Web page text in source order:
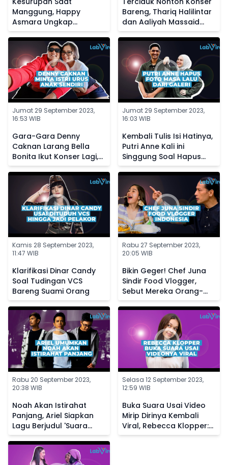
Manggung, Happy
Asmara Ungkap
Kedekatannya dengan
Makhluk Halus
Bareng, Thariq Halilintar
dan Aaliyah Massaid
Diisukan Makin Dekat
Jumat 29 September 2023,
16:53 WIB
Gara-Gara Denny
Caknan Larang Bella
Bonita Ikut Konser Lagi,
Kini Sang Istri Posting
Status Galau
Jumat 29 September 2023,
16:03 WIB
Kembali Tulis Isi Hatinya,
Putri Anne Kali ini
Singgung Soal Hapus
Foto Masa Lalu dari
Galeri
Kamis 28 September 2023,
11:47 WIB
Klarifikasi Dinar Candy
Soal Tudingan VCS
Bareng Suami Orang
Rabu 27 September 2023,
20:05 WIB
Bikin Geger! Chef Juna
Sindir Food Vlogger,
Sebut Mereka Orang-
Orang Sotoy
Rabu 20 September 2023,
20:38 WIB
Noah Akan Istirahat
Panjang, Ariel Siapkan
Lagu Berjudul 'Suara
Dalam Kepala' Buat
Penggemar
Selasa 12 September 2023,
12:59 WIB
Buka Suara Usai Video
Mirip Dirinya Kembali
Viral, Rebecca Klopper:
Allah Tidak Tidur